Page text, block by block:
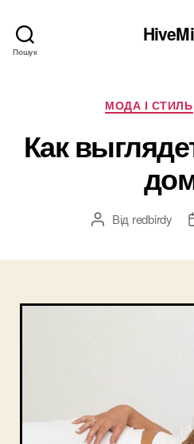
Пошук
МОДА І СТИЛЬ
Как
Автор
Від redbirdy